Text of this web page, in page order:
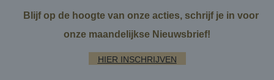
Blijf op de hoogte van onze acties, schrijf je in voor
onze maandelijkse Nieuwsbrief!
HIER INSCHRIJVEN